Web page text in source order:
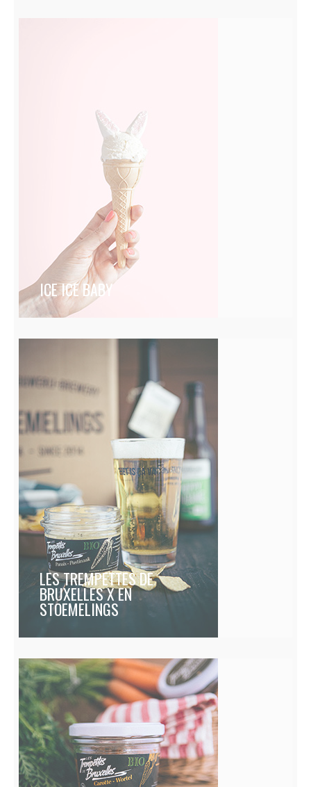
ICE ICE BABY
LES TREMPETTES DE
BRUXELLES X EN
STOEMELINGS